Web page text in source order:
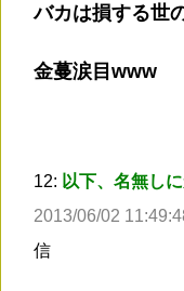
バカは損する世
金蔓涙目www
12: 以下、名無し
2013/06/02
信